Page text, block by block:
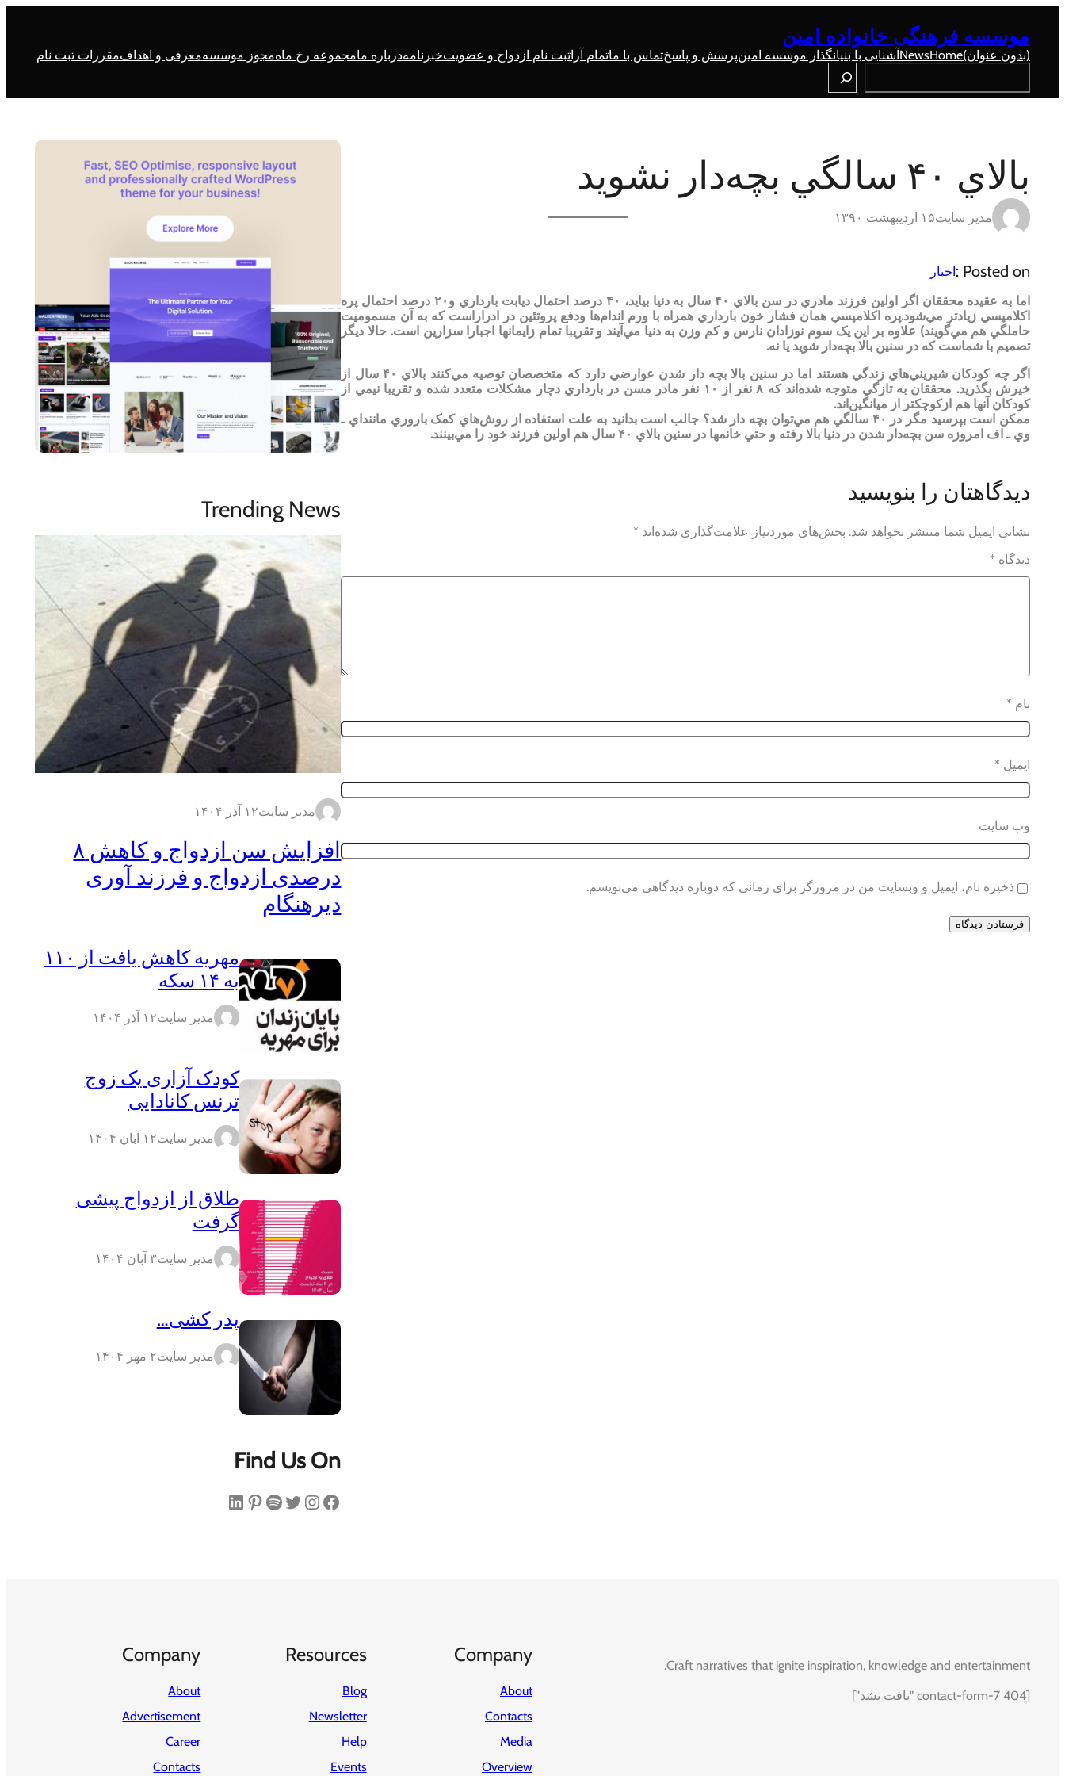
موسسه فرهنگی خانواده امین
(بدون عنوان)Home
Newsآشنایی با بنیانگذار موسسه امینپرسش و پاسختماس با ماتمام آراثبت نام ازدواج و عضویتخبرنامهدرباره مامجموعه رخ ماهمجوز موسسهمعرفی و اهدافمقررات ثبت نام
Search
بالاي ۴۰ سالگي بچه‌دار نشويد
مدیر سایت۱۵ اردیبهشت ۱۳۹۰
Posted on : اخبار
اما به عقيده محققان اگر اولين فرزند مادري در سن بالاي ۴۰ سال به دنيا بيايد، ۴۰ درصد احتمال ديابت بارداري و۲۰ درصد احتمال پره
اکلامپسي زيادتر مي‌شود.پره اکلامپسي همان فشار خون بارداري همراه با ورم اندام‌ها ودفع پروتئين در ادراراست که به آن مسموميت
حاملگي هم مي‌گويند) علاوه بر اين يک سوم نوزادان نارس و کم وزن به دنيا مي‌آيند و تقريبا تمام زايمانها اجبارا سزارين است. حالا ديگر
تصميم با شماست که در سنين بالا بچه‌دار شويد يا نه.
اگر چه کودکان شيريني‌هاي زندگي هستند اما در سنين بالا بچه دار شدن عوارضي دارد که متخصصان توصيه مي‌کنند بالاي ۴۰ سال از
خيرش بگذريد. محققان به تازگي متوجه شده‌اند که ۸ نفر از ۱۰ نفر مادر مسن در بارداري دچار مشکلات متعدد شده و تقريبا نيمي از
کودکان آنها هم ازکوچکتر از ميانگين‌اند.
ممکن است بپرسيد مگر در ۴۰ سالگي هم مي‌توان بچه دار شد؟ جالب است بدانيد به علت استفاده از روش‌هاي کمک باروري مانند‌اي ـ
وي ـ اف امروزه سن بچه‌دار شدن در دنيا بالا رفته و حتي خانمها در سنين بالاي ۴۰ سال هم اولين فرزند خود را مي‌بينند.
دیدگاهتان را بنویسید
نشانی ایمیل شما منتشر نخواهد شد. بخش‌های موردنیاز علامت‌گذاری شده‌اند *
دیدگاه *
نام *
ایمیل *
وب‌ سایت
ذخیره نام، ایمیل و وبسایت من در مرورگر برای زمانی که دوباره دیدگاهی می‌نویسم.
Trending News
مدیر سایت۱۲ آذر ۱۴۰۴
افزایش سن ازدواج و کاهش ۸
درصدی ازدواج و فرزند آوری
دیرهنگام
مهریه کاهش یافت از ۱۱۰
به ۱۴ سکه
مدیر سایت۱۲ آذر ۱۴۰۴
کودک آزاری یک زوج
ترنس کانادایی
مدیر سایت۱۲ آبان ۱۴۰۴
طلاق از ازدواج پیشی
گرفت
مدیر سایت۳ آبان ۱۴۰۴
پدر کشی…
مدیر سایت۲ مهر ۱۴۰۴
Find Us On
فیس‌بوک اینستاگرم توییتر اسپاتیفای پینترست لینکداین
Craft narratives that ignite inspiration, knowledge and entertainment.
[contact-form-7 404 "یافت نشد"]
Company
About
Contacts
Media
Overview
Resources
Blog
Newsletter
Help
Events
Company
About
Advertisement
Career
Contacts